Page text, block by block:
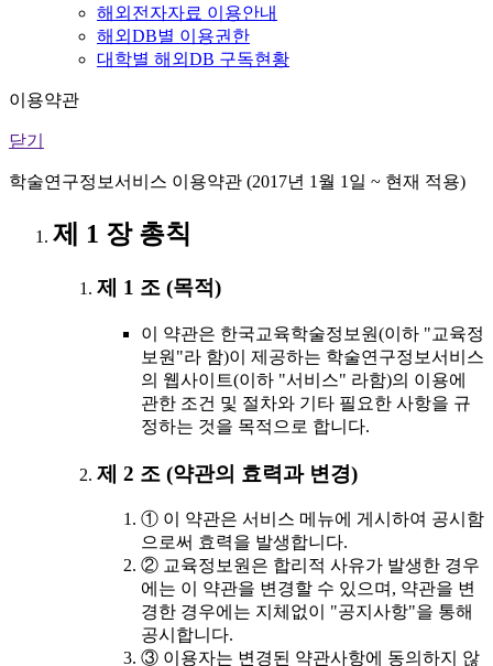
해외전자자료 이용안내
해외DB별 이용권한
대학별 해외DB 구독현황
이용약관
닫기
학술연구정보서비스 이용약관 (2017년 1월 1일 ~ 현재 적용)
제 1 장 총칙
제 1 조 (목적)
이 약관은 한국교육학술정보원(이하 "교육정
보원"라 함)이 제공하는 학술연구정보서비스
의 웹사이트(이하 "서비스" 라함)의 이용에
관한 조건 및 절차와 기타 필요한 사항을 규
정하는 것을 목적으로 합니다.
제 2 조 (약관의 효력과 변경)
① 이 약관은 서비스 메뉴에 게시하여 공시함
으로써 효력을 발생합니다.
② 교육정보원은 합리적 사유가 발생한 경우
에는 이 약관을 변경할 수 있으며, 약관을 변
경한 경우에는 지체없이 "공지사항"을 통해
공시합니다.
③ 이용자는 변경된 약관사항에 동의하지 않